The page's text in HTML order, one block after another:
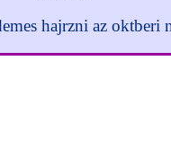
hajrzni az oktberi